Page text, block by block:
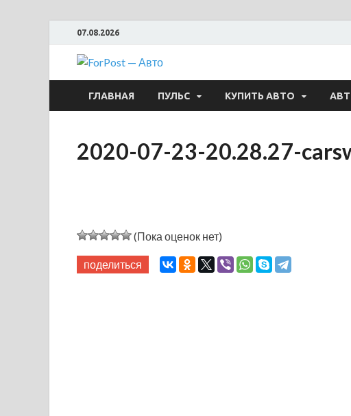
07.08.2026
ForPost —
ГЛАВНАЯ ПУЛЬС КУПИТЬ АВТО
2020-07-23-20.28.27-
(Пока оценок нет)
поделиться